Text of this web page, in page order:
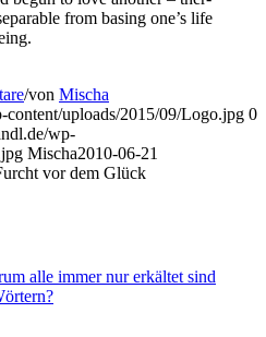
from basing one’s life
/von Mischa
content/uploads/2015/09/Logo.jpg 0
wp-
Mischa2010-06-21
vor dem Glück
alle immer nur erkäl­tet sind